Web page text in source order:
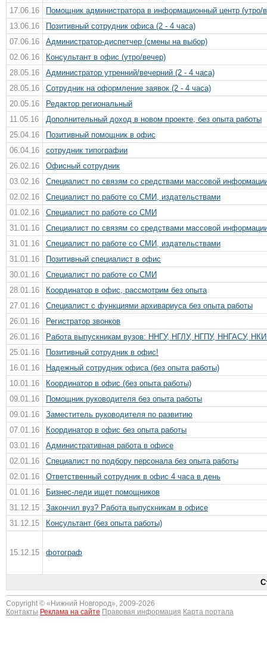
17.06.16
Помощник администратора в информационный центр (утро/
13.06.16
Позитивный сотрудник офиса (2 - 4 часа)
07.06.16
Администратор-диспетчер (cмены на выбор)
02.06.16
Консультант в офис (утро/вечер)
28.05.16
Администратор утренний/вечерний (2 - 4 часа)
28.05.16
Сотрудник на оформление заявок (2 - 4 часа)
20.05.16
Редактор региональный
11.05.16
Дополнительный доход в новом проекте, без опыта работы
25.04.16
Позитивный помощник в офис
06.04.16
сотрудник типографии
26.02.16
Офисный сотрудник
03.02.16
Специалист по связям со средствами массовой
02.02.16
Специалист по работе со СМИ, издательствами
01.02.16
Специалист по работе со СМИ
31.01.16
Специалист по связям со средствами массовой
31.01.16
Специалист по работе со СМИ, издательствами
31.01.16
Позитивный специалист в офис
30.01.16
Специалист по работе со СМИ
28.01.16
Координатор в офис, рассмотрим без опыта
27.01.16
Специалист с функциями архивариуса без опыта работы
26.01.16
Регистратор звонков
26.01.16
Работа выпускникам вузов: ННГУ, НГЛУ, НГПУ, ННГАСУ,
25.01.16
Позитивный сотрудник в офис!
16.01.16
Надежный сотрудник офиса (без опыта работы)
10.01.16
Координатор в офис (без опыта работы)
09.01.16
Помощник руководителя без опыта работы
09.01.16
Заместитель руководителя по развитию
07.01.16
Координатор в офис без опыта работы
03.01.16
Административная работа в офисе
02.01.16
Специалист по подбору персонала без опыта работы
02.01.16
Ответственный сотрудник в офис 4 часа в день
01.01.16
Бизнес-леди ищет помощников
31.12.15
Закончил вуз? Работа выпускникам в офисе
31.12.15
Консультант (без опыта работы)
15.12.15 фотограф
Copyright © « Нижний Новгород», 2009-2026
Контакты Реклама на сайте Правовая информация Карта портала